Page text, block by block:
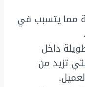
مما يتسبب في
داخل
تزيد من